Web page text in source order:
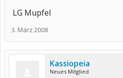
LG Mupfel
3. März 2008
Kassiopeia
Neues Mitglied